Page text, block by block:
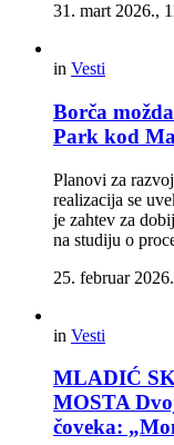
31. mart 2026.,
in Vesti
Borča
Park kod
Planovi za
realizacija se
je zahtev za
na studiju o
25. februar
in Vesti
MLADIĆ
MOSTA
čoveka: